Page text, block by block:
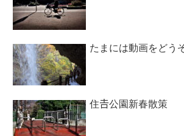
たまには動画をどう
住𠮷公園新春散策